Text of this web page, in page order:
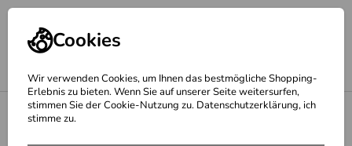
Cookies
Wir verwenden Cookies, um Ihnen das bestmögliche Shopping-
Erlebnis zu bieten. Wenn Sie auf unserer Seite weitersurfen,
stimmen Sie der Cookie-Nutzung zu. Datenschutzerklärung, ich
stimme zu.
Muster und Materialproben